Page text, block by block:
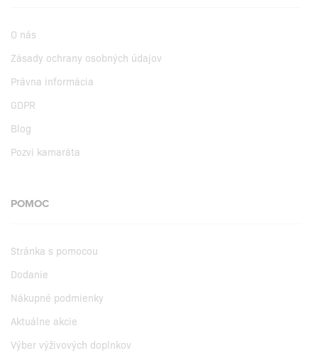
O nás
Zásady ochrany osobných údajov
Právna informácia
GDPR
Blog
Pozvi kamaráta
POMOC
Stránka s pomocou
Dodanie
Nákupné podmienky
Aktuálne akcie
Výber výživových doplnkov